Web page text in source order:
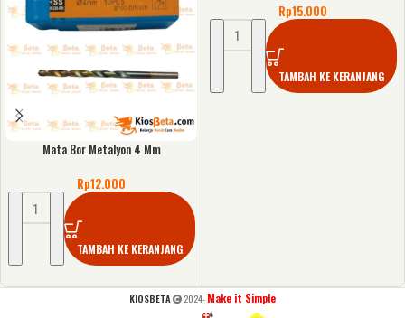
Mata Bor Metalyon 4 Mm
Rp12.000
TAMBAH KE KERANJANG
Rp15.000
TAMBAH KE KERANJANG
KIOSBETA 2024- Make it Simple